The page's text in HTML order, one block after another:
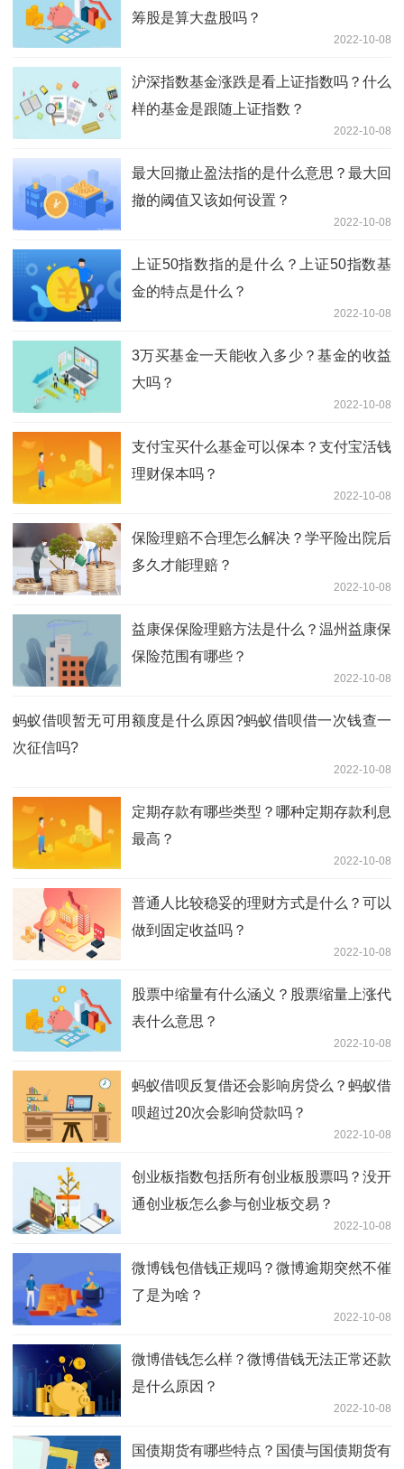
筹股是算大盘股吗？
2022-10-08
沪深指数基金涨跌是看上证指数吗？什么
样的基金是跟随上证指数？
2022-10-08
最大回撤止盈法指的是什么意思？最大回
撤的阈值又该如何设置？
2022-10-08
上证50指数指的是什么？上证50指数基
金的特点是什么？
2022-10-08
3万买基金一天能收入多少？基金的收益
大吗？
2022-10-08
支付宝买什么基金可以保本？支付宝活钱
理财保本吗？
2022-10-08
保险理赔不合理怎么解决？学平险出院后
多久才能理赔？
2022-10-08
益康保保险理赔方法是什么？温州益康保
保险范围有哪些？
2022-10-08
蚂蚁借呗暂无可用额度是什么原因?蚂蚁借呗借一次钱查一
次征信吗?
2022-10-08
定期存款有哪些类型？哪种定期存款利息
最高？
2022-10-08
普通人比较稳妥的理财方式是什么？可以
做到固定收益吗？
2022-10-08
股票中缩量有什么涵义？股票缩量上涨代
表什么意思？
2022-10-08
蚂蚁借呗反复借还会影响房贷么？蚂蚁借
呗超过20次会影响贷款吗？
2022-10-08
创业板指数包括所有创业板股票吗？没开
通创业板怎么参与创业板交易？
2022-10-08
微博钱包借钱正规吗？微博逾期突然不催
了是为啥？
2022-10-08
微博借钱怎么样？微博借钱无法正常还款
是什么原因？
2022-10-08
国债期货有哪些特点？国债与国债期货有